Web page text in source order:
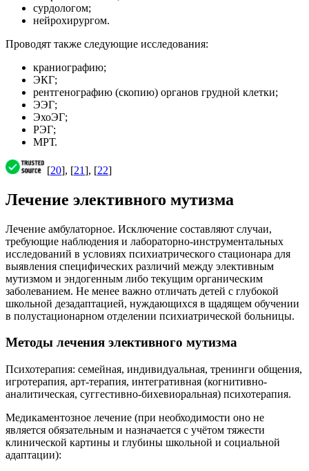
сурдологом;
нейрохирургом.
Проводят также следующие исследования:
краниографию;
ЭКГ;
рентгенографию (скопию) органов грудной клетки;
ЭЭГ;
ЭхоЭГ;
РЭГ;
МРТ.
[20], [21], [22]
Лечение элективного мутизма
Лечение амбулаторное. Исключение составляют случаи,
требующие наблюдения и лабораторно-инструментальных
исследований в условиях психиатрического стационара для
выявления специфических различий между элективным
мутизмом и эндогенным либо текущим органическим
заболеванием. Не менее важно отличать детей с глубокой
школьной дезадаптацией, нуждающихся в щадящем обучении
в полустационарном отделении психиатрической больницы.
Методы лечения элективного мутизма
Психотерапия: семейная, индивидуальная, тренинги общения,
игротерапия, арт-терапия, интегративная (когнитивно-
аналитическая, суггестивно-бихевиоральная) психотерапия.
Медикаментозное лечение (при необходимости оно не
является обязательным и назначается с учётом тяжести
клинической картины и глубины школьной и социальной
адаптации):